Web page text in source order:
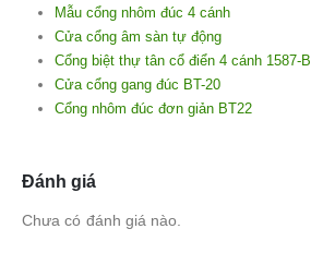
Mẫu cổng nhôm đúc 4 cánh
Cửa cổng âm sàn tự động
Cổng biệt thự tân cổ điển 4 cánh 1587-B
Cửa cổng gang đúc BT-20
Cổng nhôm đúc đơn giản BT22
Đánh giá
Chưa có đánh giá nào.